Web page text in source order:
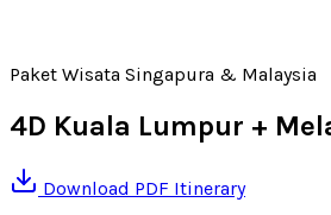
Paket Wisata Singapura & Malaysia
4D Kuala Lumpur +
Download PDF Itinerary